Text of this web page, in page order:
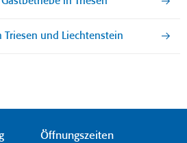
Triesen und Liechtenstein
Öffnungszeiten